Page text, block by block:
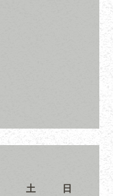
土 日